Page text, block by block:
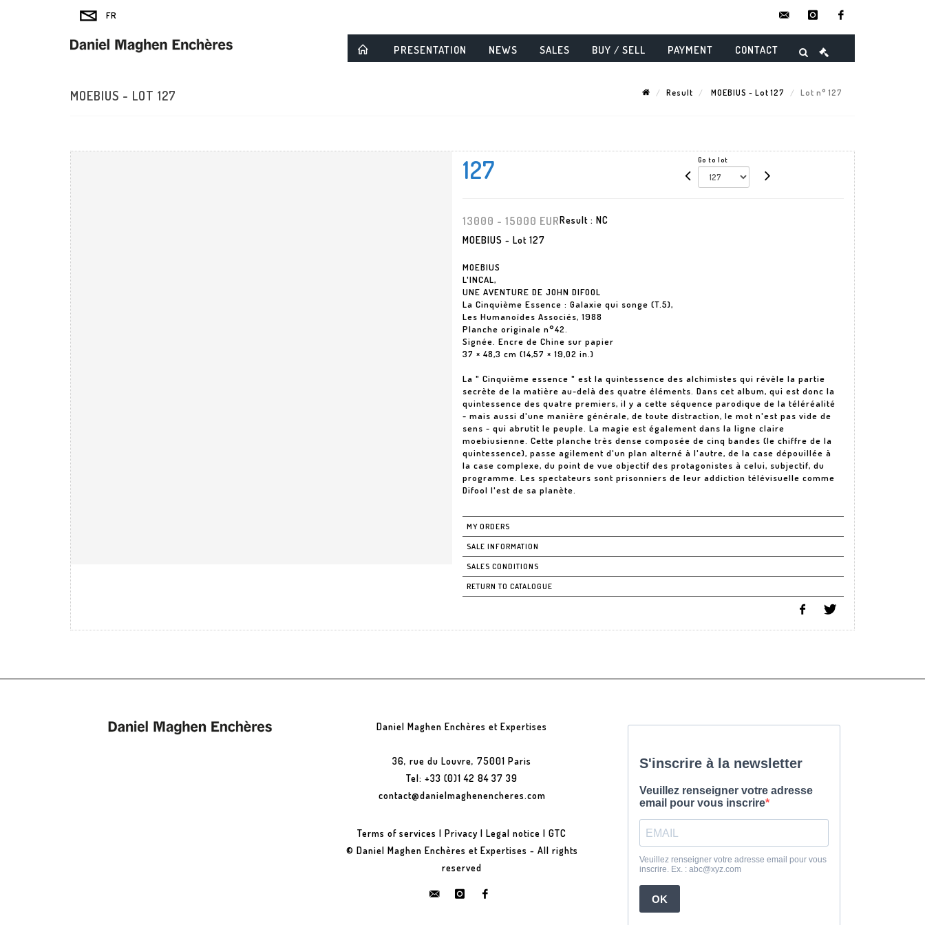
instagram
PRESENTATION NEWS SALES BUY / SELL PAYMENT CONTACT
MOEBIUS - LOT 127 Result MOEBIUS - Lot 127 Lot n° 127
127 Go to lot
13000 - 15000 EURResult : NC
MOEBIUS - Lot 127
MOEBIUS
L'INCAL,
UNE AVENTURE DE JOHN DIFOOL
La Cinquième Essence : Galaxie qui songe (T.5),
Les Humanoïdes Associés, 1988
Planche originale n°42.
Signée. Encre de Chine sur papier
37 × 48,3 cm (14,57 × 19,02 in.)
La " Cinquième essence " est la quintessence des alchimistes qui révèle la partie
secrète de la matière au-delà des quatre éléments. Dans cet album, qui est donc la
quintessence des quatre premiers, il y a cette séquence parodique de la téléréalité
- mais aussi d'une manière générale, de toute distraction, le mot n'est pas vide de
sens - qui abrutit le peuple. La magie est également dans la ligne claire
moebiusienne. Cette planche très dense composée de cinq bandes (le chiffre de la
quintessence), passe agilement d'un plan alterné à l'autre, de la case dépouillée à
la case complexe, du point de vue objectif des protagonistes à celui, subjectif, du
programme. Les spectateurs sont prisonniers de leur addiction télévisuelle comme
MY ORDERS
SALE INFORMATION
SALES CONDITIONS
RETURN TO CATALOGUE
Daniel Maghen Enchères et Expertises
36, rue du Louvre, 75001 Paris
Tel: +33 (0)1 42 84 37 39
contact@danielmaghenencheres.com
Terms of services |Privacy |Legal notice |GTC
© Daniel Maghen Enchères et Expertises - All rights
reserved